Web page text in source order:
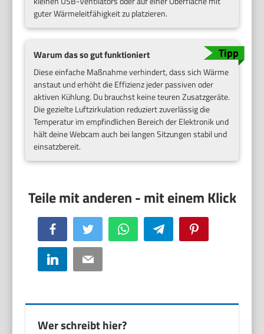
guter Wärmeleitfähigkeit zu platzieren.
Warum das so gut funktioniert
Diese einfache Maßnahme verhindert, dass sich Wärme
anstaut und erhöht die Effizienz jeder passiven oder
aktiven Kühlung. Du brauchst keine teuren Zusatzgeräte.
Die gezielte Luftzirkulation reduziert zuverlässig die
Temperatur im empfindlichen Bereich der Elektronik und
hält deine Webcam auch bei langen Sitzungen stabil und
einsatzbereit.
Facebook Twitter WhatsApp Telegram
LinkedIn Email
Wer schreibt hier?